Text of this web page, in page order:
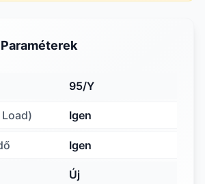
95/Y
Igen
Igen
Új